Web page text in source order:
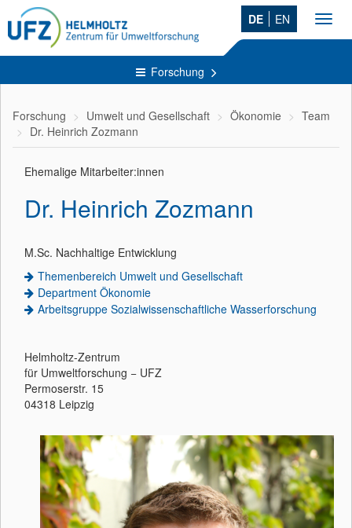
DE EN
Forschung
Forschung Umwelt und Gesellschaft Ökonomie
Team
Dr. Heinrich Zozmann
Ehemalige Mitarbeiter:innen
Dr. Heinrich Zozmann
M.Sc. Nachhaltige Entwicklung
Themenbereich Umwelt und Gesellschaft
Department Ökonomie
Arbeitsgruppe Sozialwissenschaftliche Wasserforschung
Helmholtz-Zentrum
für Umweltforschung − UFZ
Permoserstr. 15
04318 Leipzig